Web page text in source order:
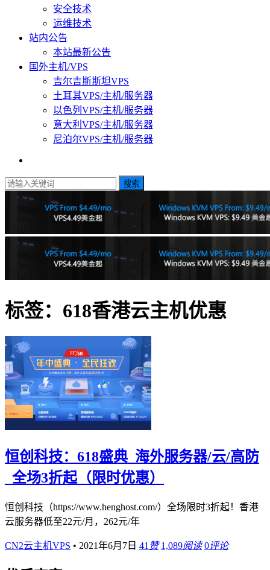
安全技术
运维技术
站内公告
本站最新公告
国外主机/VPS
吉尔吉斯斯坦VPS
土耳其VPS/主机/服务器
以色列VPS/主机/服务器
意大利VPS/主机/服务器
尼泊尔VPS/主机/服务器
搜索
标签：618香港云主机优惠
恒创科技：618盛典_海外服务器/云/高防
_全场3折起（限时优惠）
恒创科技（https://www.henghost.com/）全场限时3折起！香港
云服务器低至22元/月，262元/年
CN2云主机VPS • 2021年6月7日 41 赞 1,089阅读 0评论